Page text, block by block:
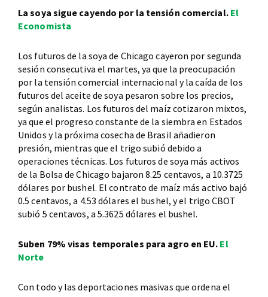
La soya sigue cayendo por la tensión comercial. El
Economista
Los futuros de la soya de Chicago cayeron por segunda
sesión consecutiva el martes, ya que la preocupación
por la tensión comercial internacional y la caída de los
futuros del aceite de soya pesaron sobre los precios,
según analistas. Los futuros del maíz cotizaron mixtos,
ya que el progreso constante de la siembra en Estados
Unidos y la próxima cosecha de Brasil añadieron
presión, mientras que el trigo subió debido a
operaciones técnicas. Los futuros de soya más activos
de la Bolsa de Chicago bajaron 8.25 centavos, a 10.3725
dólares por bushel. El contrato de maíz más activo bajó
0.5 centavos, a 4.53 dólares el bushel, y el trigo CBOT
subió 5 centavos, a 5.3625 dólares el bushel.
Suben 79% visas temporales para agro en EU. El
Norte
Con todo y las deportaciones masivas que ordena el